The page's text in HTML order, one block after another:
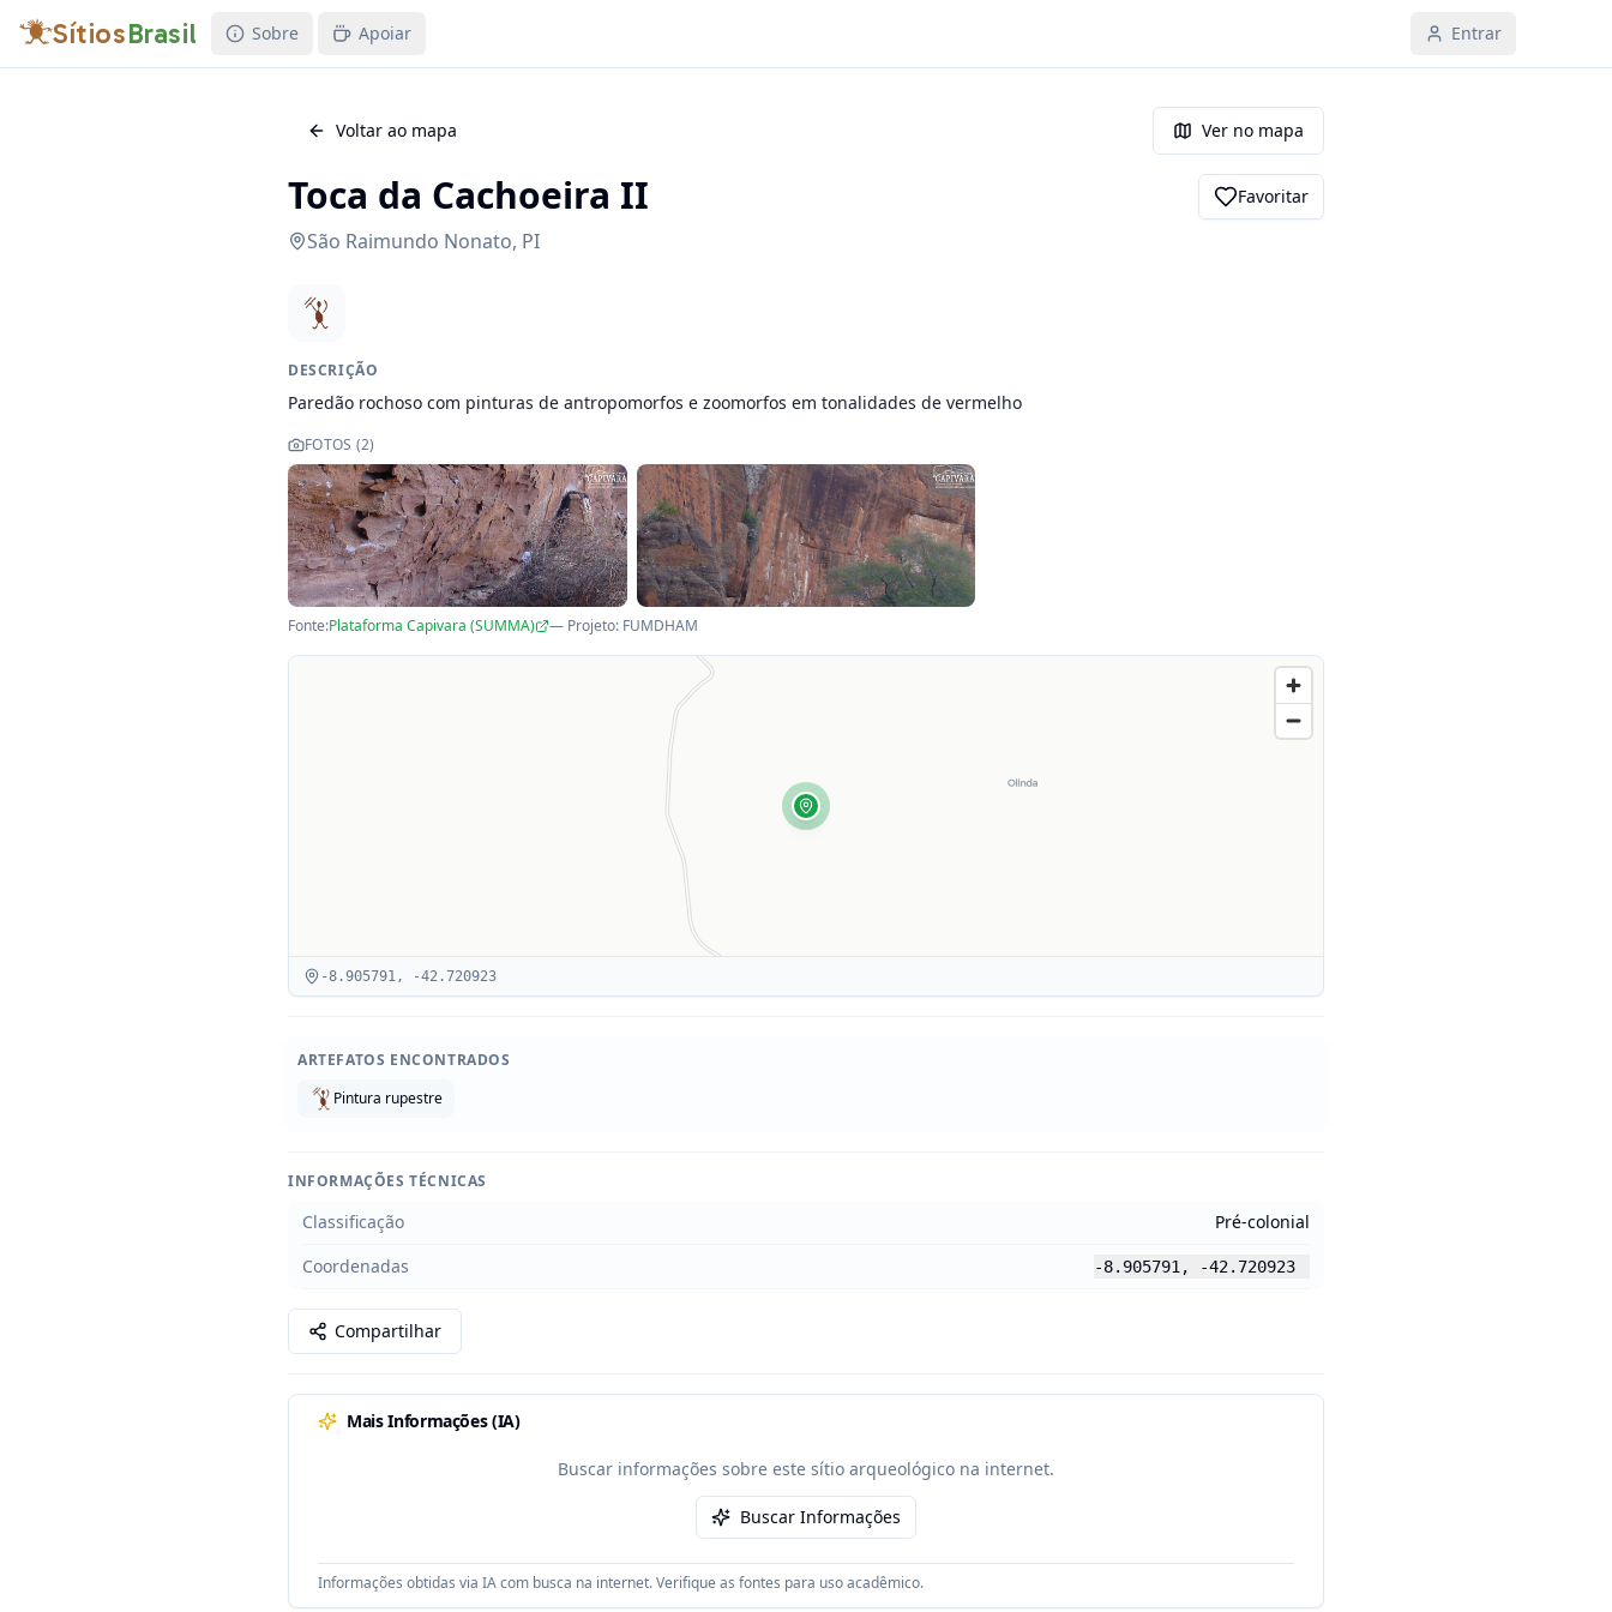
SítiosBrasil Sobre Apoiar Entrar
Voltar ao mapa Ver no mapa
Toca da Cachoeira II
São Raimundo Nonato, PI
Favoritar
DESCRIÇÃO
Paredão rochoso com pinturas de antropomorfos e zoomorfos em tonalidades de vermelho
FOTOS (2)
Fonte:Plataforma Capivara (SUMMA) — Projeto: FUMDHAM
-8.905791, -42.720923
ARTEFATOS ENCONTRADOS
Pintura rupestre
INFORMAÇÕES TÉCNICAS
Classificação
Pré-colonial
Coordenadas
-8.905791 , -42.720923
Compartilhar
Mais Informações (IA)
Buscar informações sobre este sítio arqueológico na internet.
Buscar Informações
Informações obtidas via IA com busca na internet. Verifique as fontes para uso acadêmico.